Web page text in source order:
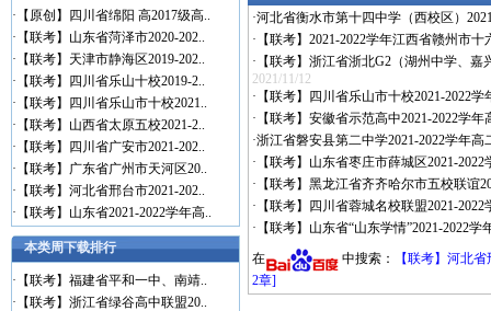
· 【原创】四川省绵阳 高2017级高..
· 【联考】山东省菏泽市2020-202..
· 【联考】天津市静海区2019-202..
· 【联考】四川省乐山十校2019-2..
· 【联考】四川省乐山市十校2021..
· 【联考】山西省太原五校2021-2..
· 【联考】四川省广安市2021-202..
· 【联考】广东省广州市天河区20..
· 【联考】河北省邢台市2021-202..
· 【联考】山东省2021-2022学年高..
本类周下载排行
· 【联考】福建省平和一中、南靖..
· 【联考】浙江省绿谷高中联盟20..
·河北省衡水市第十四中学（西校区）
· 【联考】2021-2022学年江西省赣州市
· 【联考】浙江省浙北G2（湖州中学、
2021/11/12
· 【联考】四川省乐山市十校2021-2022
· 【联考】安徽省示范高中2021-2022学
·浙江省磐安县第二中学2021-2022学年
· 【联考】山东省枣庄市薛城区2021-
· 【联考】黑龙江省齐齐哈尔市五校联谊
· 【联考】四川省蓉城名校联盟2021-
· 【联考】山东省“山东学情”2021-2022
在
中搜索：
【联考】河北
2章]